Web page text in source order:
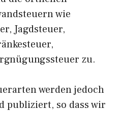
wie
Jagdsteuer,
zu.
werden jedoch
publiziert, so dass wir